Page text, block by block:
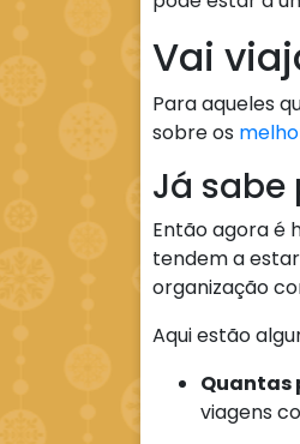
Vai
Para aqueles
sobre os
Já sabe
Então agora é
tendem a
organização
Aqui estão
Quantas
viagens